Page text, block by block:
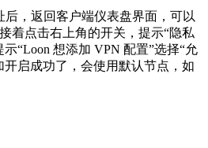
后，返回客户端仪表盘界面，可以
着点击右上角的开关，提示“隐私
“Loon 想添加 VPN 配置”选择“允
启成功了，会使用默认节点，如